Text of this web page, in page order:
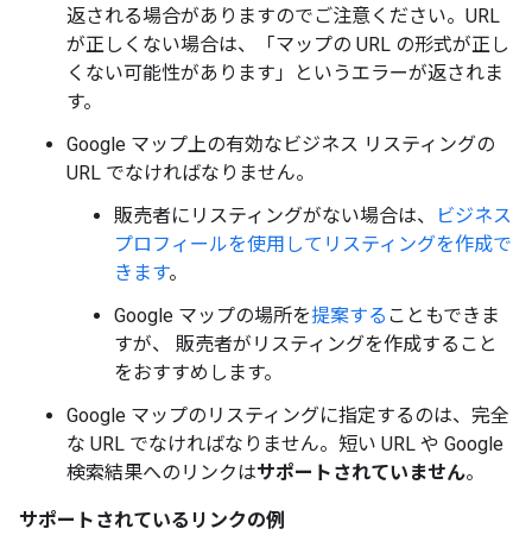
返される場合がありますのでご注意ください。URL
が正しくない場合は、「マップの URL の形式が正し
くない可能性があります」というエラーが返されま
す。
Google マップ上の有効なビジネス リスティングの
URL でなければなりません。
販売者にリスティングがない場合は、
ビジネス
プロフィールを使用してリスティングを作成で
きます。
Google マップの場所を提案する こともできま
すが、 販売者がリスティングを作成すること
をおすすめします。
Google マップのリスティングに指定するのは、完全
な URL でなければなりません。短い URL や Google
検索結果へのリンクはサポートされていません。
サポートされているリンクの例